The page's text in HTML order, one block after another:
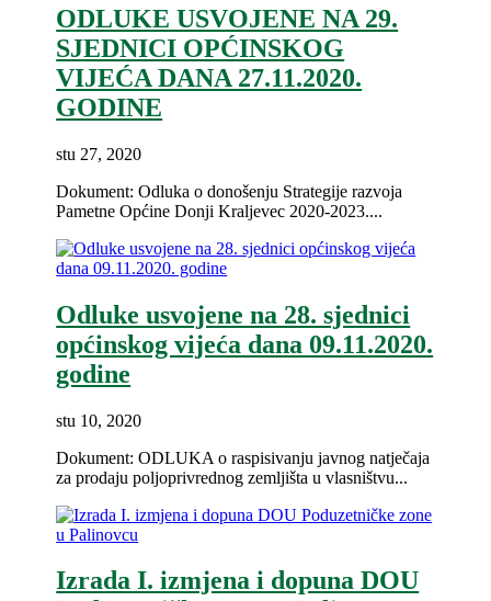
ODLUKE USVOJENE NA 29.
SJEDNICI OPĆINSKOG
VIJEĆA DANA 27.11.2020.
GODINE
stu 27, 2020
Dokument: Odluka o donošenju Strategije razvoja
Pametne Općine Donji Kraljevec 2020-2023....
Odluke usvojene na 28. sjednici
općinskog vijeća dana 09.11.2020.
godine
stu 10, 2020
Dokument: ODLUKA o raspisivanju javnog natječaja
za prodaju poljoprivrednog zemljišta u vlasništvu...
Izrada I. izmjena i dopuna DOU